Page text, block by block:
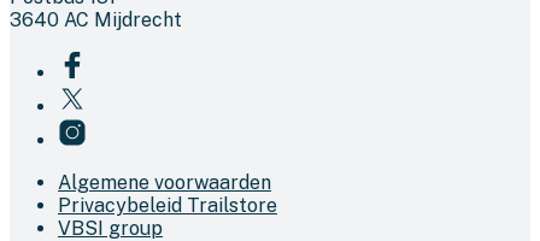
3640 AC Mijdrecht
Algemene voorwaarden
Privacybeleid Trailstore
VBSI group